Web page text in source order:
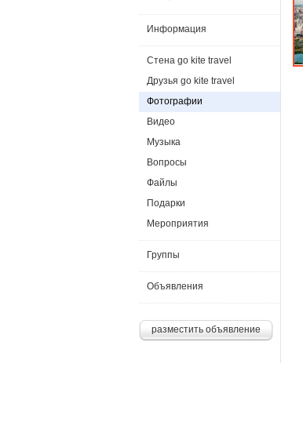
Информация
Стена go kite travel
Друзья go kite travel
Фотографии
Видео
Музыка
Вопросы
Файлы
Подарки
Мероприятия
Группы
Объявления
разместить объявление